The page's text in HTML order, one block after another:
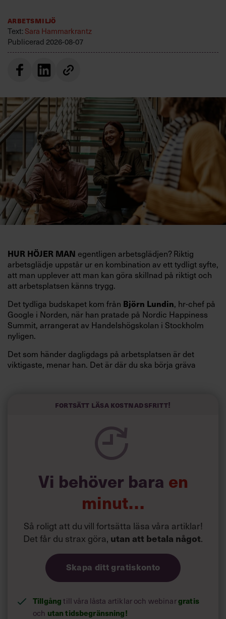
Arbetsmiljö
Text: Sara Hammarkrantz
Publicerad 2026-08-07
HUR HÖJER MAN egentligen arbetsglädjen? Riktig
arbetsglädje uppstår ur en kombination av ett tydligt syfte,
att man upplever att man kan göra skillnad på riktigt och
att arbetsplatsen känns trygg.
Det tydliga budskapet kom från Björn Lundin, hr-chef på
Google i Norden, när han pratade på Nordic Happiness
Summit, arrangerat av Handelshögskolan i Stockholm
nyligen.
Det som händer dagligdags på arbetsplatsen är det
viktigaste, menar han. Det är där du ska börja gräva
och höjt arbetsglädjen på Google:
Fortsätt läsa kostnadsfritt!
Vi behöver bara en
minut…
Så roligt att du vill fortsätta läsa våra artiklar!
Det får du strax göra, utan att betala något.
Skapa ditt gratiskonto
Tillgång till våra låsta artiklar och webinargratis
och utan tidsbegränsning!